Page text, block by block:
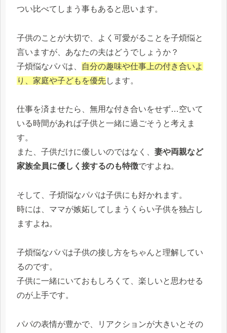
つい比べてしまう事もあると思います。
子供のことが大切で、よく可愛がることを子煩悩と
言いますが、あなたの夫はどうでしょうか？
子煩悩なパパは、
自分の趣味や仕事上の付き合いよ
り、家庭や子どもを優先します。
仕事を済ませたら、無用な付き合いをせず…空いて
いる時間があれば子供と一緒に過ごそうと考えま
す。
また、子供だけに優しいのではなく、 妻や両親など
家族全員に優しく接するのも特徴ですよね。
そして、子煩悩なパパは子供にも好かれます。
時には、ママが嫉妬してしまうくらい子供を独占し
ますよね。
子煩悩なパパは子供の接し方をちゃんと理解してい
るのです。
子供に一緒にいておもしろくて、楽しいと思わせる
のが上手です。
パパの表情が豊かで、リアクションが大きいとその